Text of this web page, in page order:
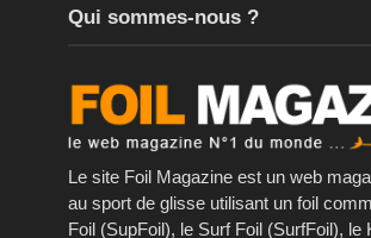
Qui sommes-nous ?
Le site Foil Magazine est un web
au sport de glisse utilisant un foil
Foil (SupFoil), le Surf Foil (SurfFoil), le